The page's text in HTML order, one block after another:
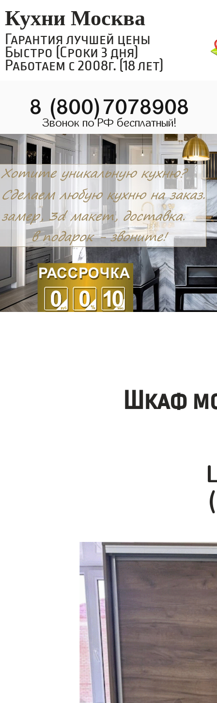
Кухни Москва
Гарантия лучшей цены
Быстро (Сроки 3 дня)
Работаем с 2008г. (18 лет)
8 (800)7078908
Звонок по РФ бесплатный!
Шкаф